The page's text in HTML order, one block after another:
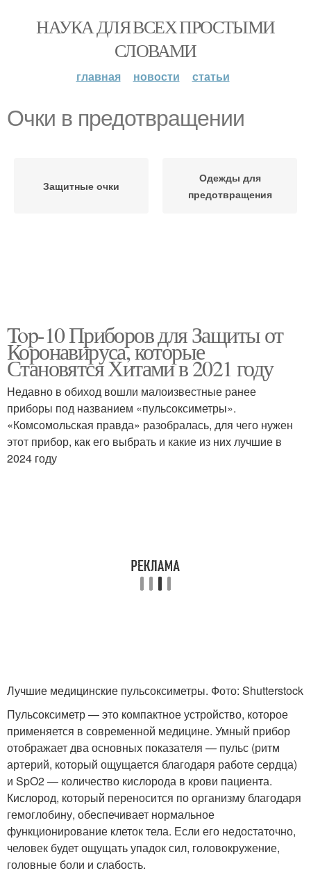
НАУКА ДЛЯ ВСЕХ ПРОСТЫМИ
СЛОВАМИ
главная новости статьи
Очки в предотвращении
Защитные очки
Одежды для
предотвращения
Top-10 Приборов для Защиты от
Коронавируса, которые
Становятся Хитами в 2021 году
Недавно в обиход вошли малоизвестные ранее
приборы под названием «пульсоксиметры».
«Комсомольская правда» разобралась, для чего нужен
этот прибор, как его выбрать и какие из них лучшие в
2024 году
Лучшие медицинские пульсоксиметры. Фото: Shutterstock
Пульсоксиметр — это компактное устройство, которое
применяется в современной медицине. Умный прибор
отображает два основных показателя — пульс (ритм
артерий, который ощущается благодаря работе сердца)
и SpO2 — количество кислорода в крови пациента.
Кислород, который переносится по организму благодаря
гемоглобину, обеспечивает нормальное
функционирование клеток тела. Если его недостаточно,
человек будет ощущать упадок сил, головокружение,
головные боли и слабость.